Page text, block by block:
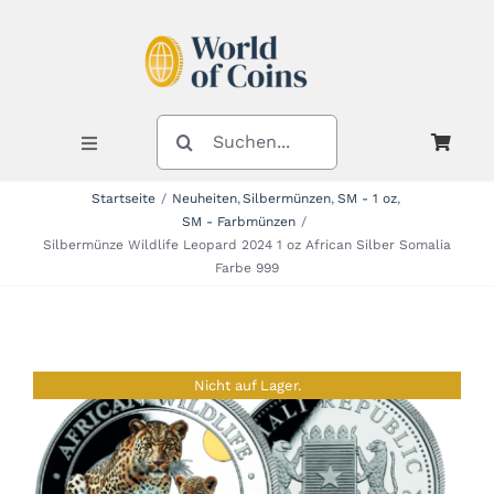
Toggle
Navigation
Neuheiten
SUCHE
NACH:
Startseite Neuheiten Silbermünzen SM - 1 oz
SM - Farbmünzen
Silbermünze Wildlife Leopard 2024 1 oz African Silber Somalia
Farbe 999
Nicht auf Lager.